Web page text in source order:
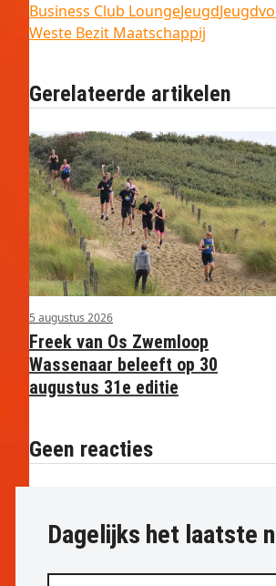
Business Club LoungeJeugd
Weste Bezit Maatschappij
Gerelateerde artikelen
5 augustus 2026
Freek van Os Zwemloop
Wassenaar beleeft op 30
augustus 31e editie
Geen reacties
Dagelijks het laatste